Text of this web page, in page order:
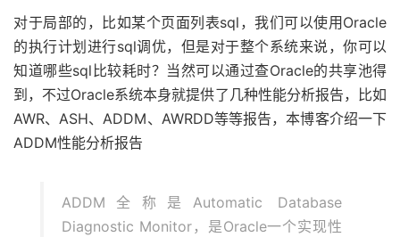
对于局部的，比如某个页面列表sql，我们可以使用Oracle
的执行计划进行sql调优，但是对于整个系统来说，你可以
知道哪些sql比较耗时？当然可以通过查Oracle的共享池得
到，不过Oracle系统本身就提供了几种性能分析报告，比如
AWR、ASH、ADDM、AWRDD等等报告，本博客介绍一下
ADDM性能分析报告
ADDM全称是Automatic Database
Diagnostic Monitor，是Oracle一个实现性